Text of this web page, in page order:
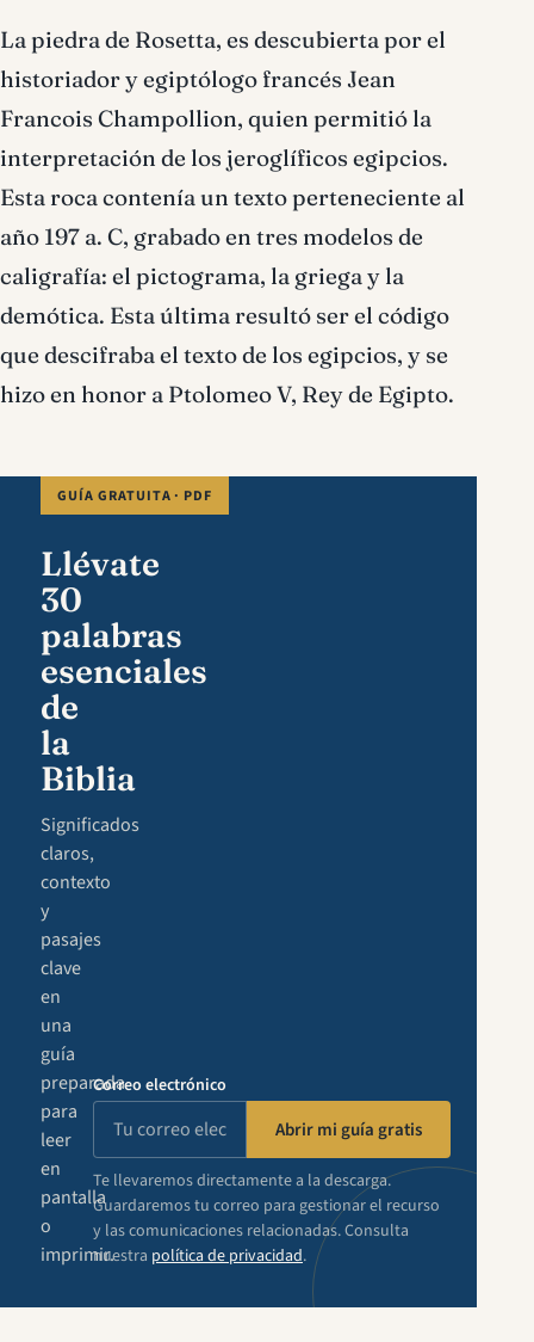
La piedra de Rosetta, es descubierta por el
historiador y egiptólogo francés Jean
Francois Champollion, quien permitió la
interpretación de los jeroglíficos egipcios.
Esta roca contenía un texto perteneciente al
año 197 a. C, grabado en tres modelos de
caligrafía: el pictograma, la griega y la
demótica. Esta última resultó ser el código
que descifraba el texto de los egipcios, y se
hizo en honor a Ptolomeo V, Rey de Egipto.
GUÍA GRATUITA · PDF
Llévate
30
palabras
esenciales
de
la
Biblia
Significados
claros,
contexto
y
pasajes
clave
en
una
guía
preparada
para
leer
en
pantalla
o
imprimir.
Correo electrónico
Abrir mi guía gratis
Te llevaremos directamente a la descarga.
Guardaremos tu correo para gestionar el recurso
y las comunicaciones relacionadas. Consulta
nuestra política de privacidad.